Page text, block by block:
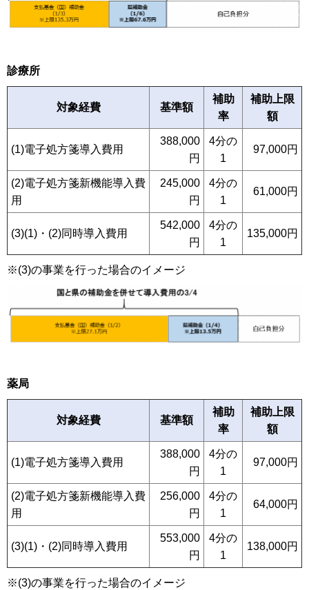
診療所
対象経費 基準額
補助
率
補助上限
額
(1)電子処方箋導入費用
388,000
円
4分の
1
97,000円
(2)電子処方箋新機能導入費
用
245,000
円
4分の
1
61,000円
(3)(1)・(2)同時導入費用
542,000
円
4分の
1
135,000円
※(3)の事業を行った場合のイメージ
薬局
対象経費 基準額
補助
率
補助上限
額
(1)電子処方箋導入費用
388,000
円
4分の
1
97,000円
(2)電子処方箋新機能導入費
用
256,000
円
4分の
1
64,000円
(3)(1)・(2)同時導入費用
553,000
円
4分の
1
138,000円
※(3)の事業を行った場合のイメージ